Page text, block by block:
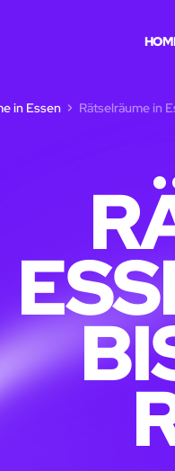
in Essen Rätselräume in